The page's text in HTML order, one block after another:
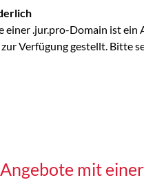
einer .jur.pro-Domain ist
Verfügung gestellt. Bitte
mit